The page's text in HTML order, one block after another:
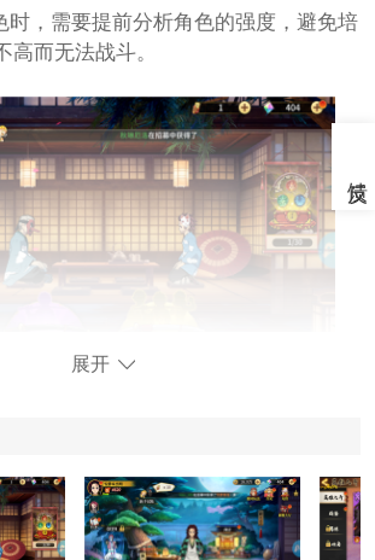
时，需要提前分析角色的强度，避免培
高而无法战斗。
亮点：
独特的战斗模式，可以在战斗的过程
放终极大招时，还会触发游戏的特效画
展开